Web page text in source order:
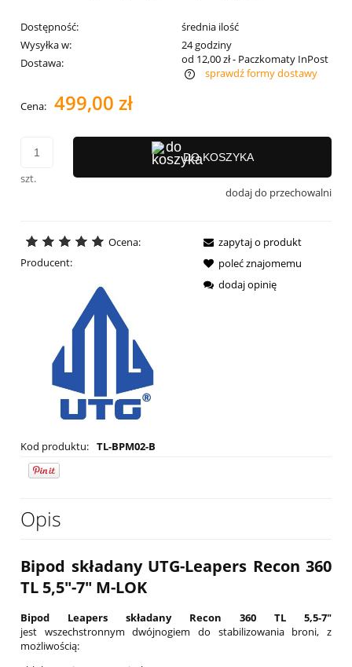
Dostępność:
średnia ilość
Wysyłka w:
24 godziny
Dostawa:
od 12,00 zł- Paczkomaty InPost
sprawdź formy dostawy
Cena: 499,00 zł
szt.
DO KOSZYKA
dodaj do przechowalni
Ocena:
Producent:
Kod produktu: TL-BPM02-B
zapytaj o produkt
poleć znajomemu
dodaj opinię
Opis
Bipod składany UTG-Leapers Recon 360
TL 5,5"-7" M-LOK
Bipod Leapers składany Recon 360 TL 5,5-7"
jest wszechstronnym dwójnogiem do stabilizowania broni, z
możliwością: